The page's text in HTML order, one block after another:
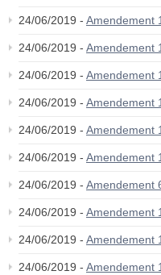
24/06/2019 - Amendement
24/06/2019 - Amendement
24/06/2019 - Amendement
24/06/2019 - Amendement
24/06/2019 - Amendement
24/06/2019 - Amendement
24/06/2019 - Amendement
24/06/2019 - Amendement
24/06/2019 - Amendement
24/06/2019 - Amendement